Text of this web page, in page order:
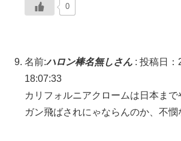
0
名前:ハロン棒名無しさん : 投稿日：
18:07:33
カリフォルニアクロームは日本まで
ガン飛ばされにゃならんのか、不